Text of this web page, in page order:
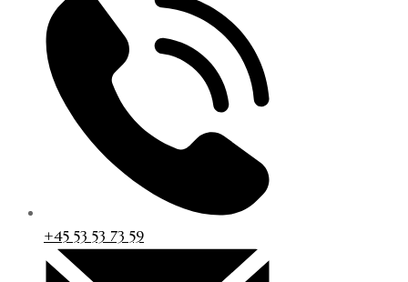
+45 53 53 73 59